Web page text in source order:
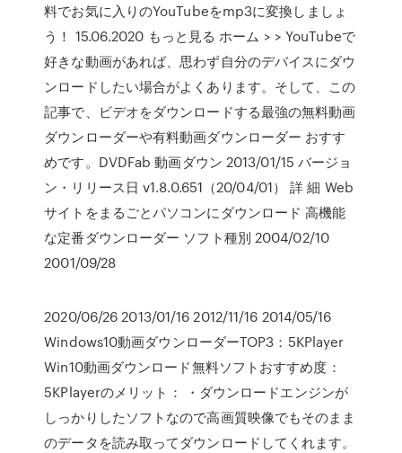
料でお気に入りのYouTubeをmp3に変換しましょ
う！ 15.06.2020 もっと見る ホーム > > YouTubeで
好きな動画があれば、思わず自分のデバイスにダウ
ンロードしたい場合がよくあります。そして、この
記事で、ビデオをダウンロードする最強の無料動画
ダウンローダーや有料動画ダウンローダー おすす
めです。DVDFab 動画ダウン 2013/01/15 バージョ
ン・リリース日 v1.8.0.651（20/04/01） 詳 細 Web
サイトをまるごとパソコンにダウンロード 高機能
な定番ダウンローダー ソフト種別 2004/02/10
2001/09/28
2020/06/26 2013/01/16 2012/11/16 2014/05/16
Windows10動画ダウンローダーTOP3：5KPlayer
Win10動画ダウンロード無料ソフトおすすめ度：
5KPlayerのメリット： ・ダウンロードエンジンが
しっかりしたソフトなので高画質映像でもそのまま
のデータを読み取ってダウンロードしてくれます。